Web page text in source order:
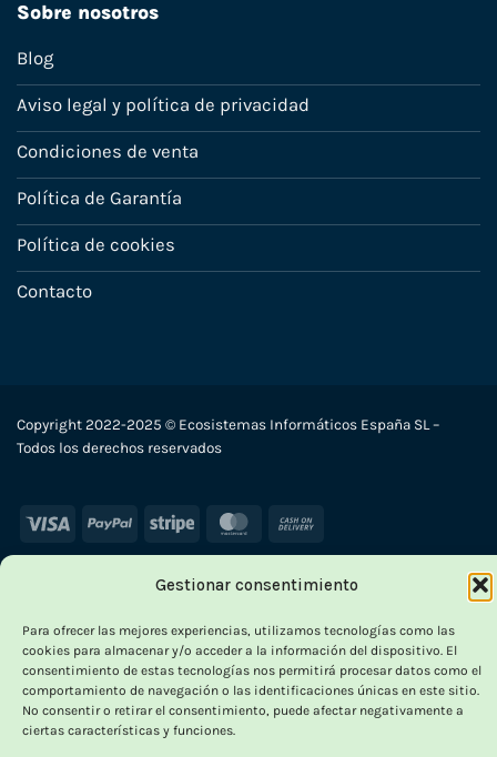
Gestionar consentimiento
Para ofrecer las mejores experiencias, utilizamos tecnologías como las
cookies para almacenar y/o acceder a la información del dispositivo. El
consentimiento de estas tecnologías nos permitirá procesar datos como el
comportamiento de navegación o las identificaciones únicas en este sitio.
No consentir o retirar el consentimiento, puede afectar negativamente a
ciertas características y funciones.
Sobre nosotros
Blog
Aviso legal y política de privacidad
Condiciones de venta
Política de Garantía
Política de cookies
Contacto
Copyright 2022-2025 © Ecosistemas Informáticos España SL –
Todos los derechos reservados
Visa PayPal Stripe MasterCard
Delivery